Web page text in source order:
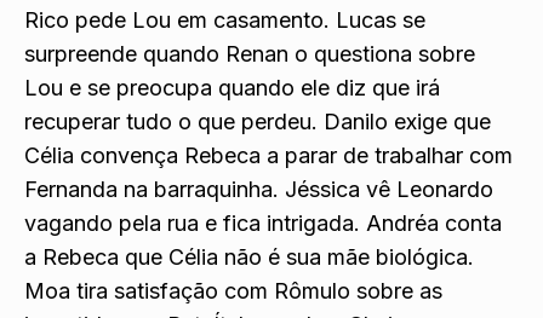
Rico pede Lou em casamento. Lucas se
surpreende quando Renan o questiona sobre
Lou e se preocupa quando ele diz que irá
recuperar tudo o que perdeu. Danilo exige que
Célia convença Rebeca a parar de trabalhar com
Fernanda na barraquinha. Jéssica vê Leonardo
vagando pela rua e fica intrigada. Andréa conta
a Rebeca que Célia não é sua mãe biológica.
Moa tira satisfação com Rômulo sobre as